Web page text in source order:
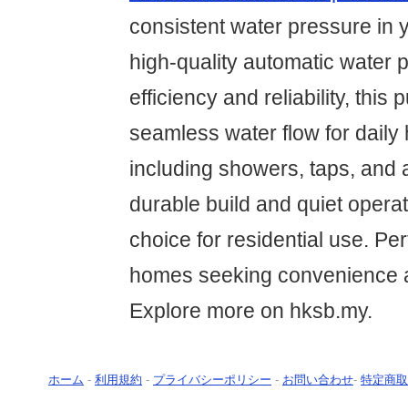
consistent water pressure in
high-quality automatic water
efficiency and reliability, this
seamless water flow for daily
including showers, taps, and
durable build and quiet
choice for residential use.
homes seeking convenience
Explore more on hksb.my.
ホーム - 利用規約 - プライバシーポリシー - お問い合わせ- 特定商